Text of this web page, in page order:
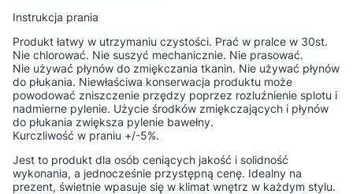
Instrukcja prania
Produkt łatwy w utrzymaniu czystości. Prać w pralce w 30st.
Nie chlorować. Nie suszyć mechanicznie. Nie prasować.
Nie używać płynów do zmiękczania tkanin. Nie używać płynów
do płukania. Niewłaściwa konserwacja produktu może
powodować zniszczenie przędzy poprzez rozluźnienie splotu i
nadmierne pylenie. Użycie środków zmiękczających i płynów
do płukania zwiększa pylenie bawełny.
Kurczliwość w praniu +/-5%.
Jest to produkt dla osób ceniących jakość i solidność
wykonania, a jednocześnie przystępną cenę. Idealny na
prezent, świetnie wpasuje się w klimat wnętrz w każdym stylu.